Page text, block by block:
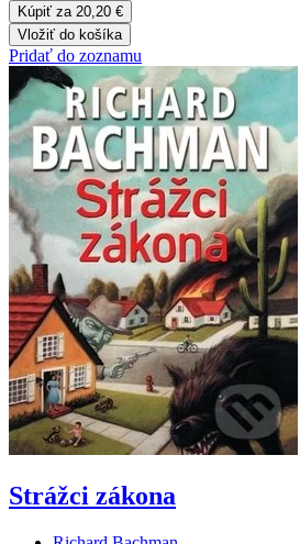
Kúpiť za 20,20 €
Vložiť do košíka
Pridať do zoznamu
Strážci zákona